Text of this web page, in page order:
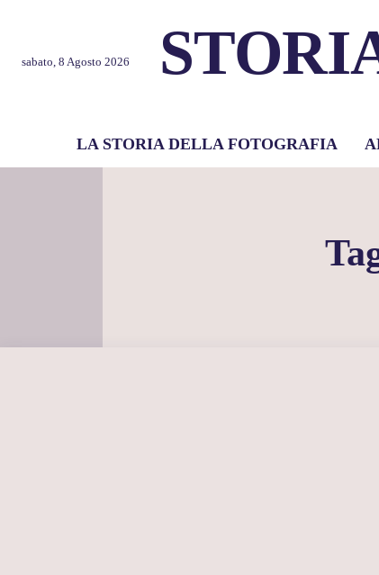
sabato, 8 Agosto 2026
LA STORIA DELLA FOTOGRAFIA